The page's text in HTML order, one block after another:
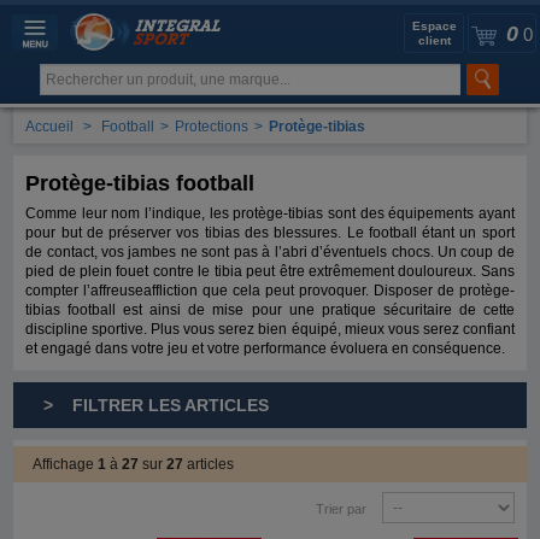
0 0
Espace
client
Accueil > Football > Protections > Protège-tibias
Protège-tibias football
Comme leur nom l’indique, les protège-tibias sont des équipements ayant
pour but de préserver vos tibias des blessures. Le football étant un sport
de contact, vos jambes ne sont pas à l’abri d’éventuels chocs. Un coup de
pied de plein fouet contre le tibia peut être extrêmement douloureux. Sans
compter l’affreuseaffliction que cela peut provoquer. Disposer de protège-
tibias football est ainsi de mise pour une pratique sécuritaire de cette
discipline sportive. Plus vous serez bien équipé, mieux vous serez confiant
et engagé dans votre jeu et votre performance évoluera en conséquence.
> FILTRER LES ARTICLES
Affichage1à27sur27articles
Trier par